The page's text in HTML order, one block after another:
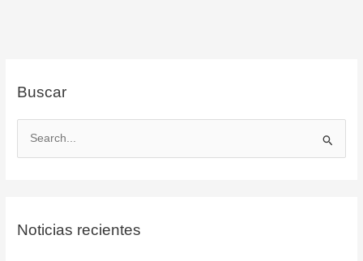
Buscar
a
Noticias recientes